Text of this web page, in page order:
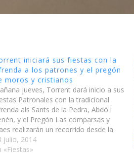
iniciará sus fiestas con la
a los patrones y el pregón
moros y cristianos
jueves, Torrent dará inicio a sus
Patronales con la tradicional
als Sants de la Pedra, Abdó i
y el Pregón Las comparsas y
realizarán un recorrido desde la
Maestro Giner hasta el Asilo de
Elena Torrent comenzará sus
julio, 2014
«Fiestas»